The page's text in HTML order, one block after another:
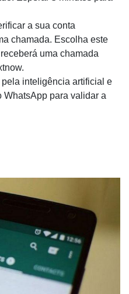
a sua conta
chamada. Escolha este
uma chamada
inteligência artificial e
WhatsApp para validar a